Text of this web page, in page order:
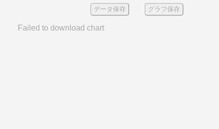
データ保存 グラフ保存
Failed to download chart